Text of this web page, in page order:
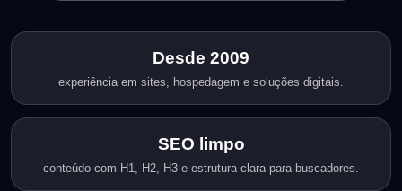
Desde 2009
experiência em sites, hospedagem e soluções digitais.
SEO limpo
conteúdo com H1, H2, H3 e estrutura clara para buscadores.